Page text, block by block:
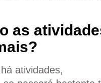
as
atividades,